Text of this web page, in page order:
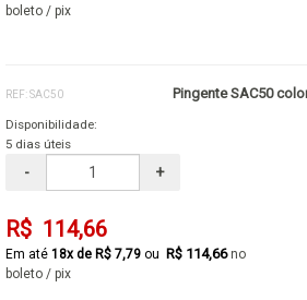
boleto / pix
REF: SAC50 Pingente SAC50
Disponibilidade:
5 dias úteis
- +
R$ 114,66
18x de R$ 7,79 R$ 114,66no
boleto / pix